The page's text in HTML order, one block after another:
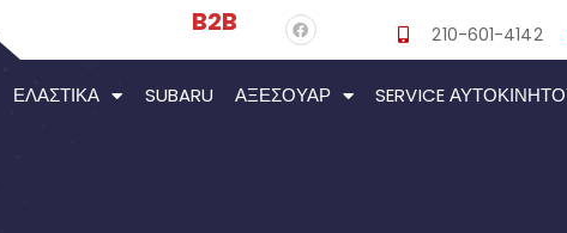
B2B 210-601-4142
ΕΛΑΣΤΙΚΆ SUBARU ΑΞΕΣΟΥΆΡ SERVICE